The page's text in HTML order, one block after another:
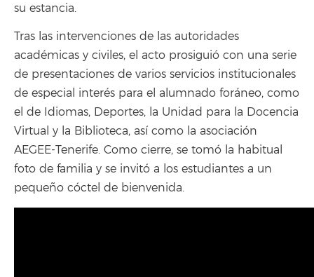
su estancia.
Tras las intervenciones de las autoridades
académicas y civiles, el acto prosiguió con una serie
de presentaciones de varios servicios institucionales
de especial interés para el alumnado foráneo, como
el de Idiomas, Deportes, la Unidad para la Docencia
Virtual y la Biblioteca, así como la asociación
AEGEE-Tenerife. Como cierre, se tomó la habitual
foto de familia y se invitó a los estudiantes a un
pequeño cóctel de bienvenida.